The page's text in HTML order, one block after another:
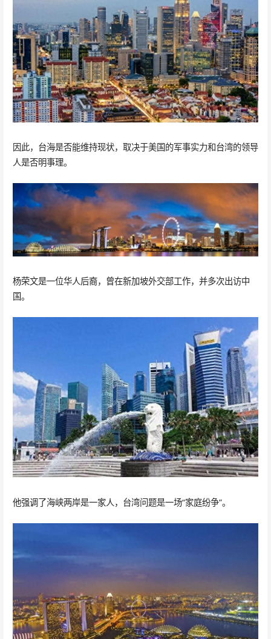
因此，台海是否能维持现状，取决于美国的军事实力和台湾的领导
人是否明事理。
杨荣文是一位华人后裔，曾在新加坡外交部工作，并多次出访中
国。
他强调了海峡两岸是一家人，台湾问题是一场“家庭纷争”。